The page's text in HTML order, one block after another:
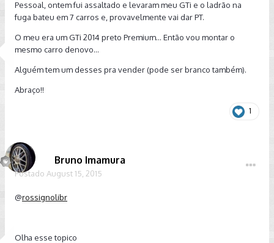
Pessoal, ontem fui assaltado e levaram meu GTi e o ladrão na
fuga bateu em 7 carros e, provavelmente vai dar PT.
O meu era um GTi 2014 preto Premium... Então vou montar o
mesmo carro denovo...
Alguém tem um desses pra vender (pode ser branco também).
Abraço!!
1
Bruno Imamura
Postado August 15, 2015
@rossignolibr
Olha esse topico